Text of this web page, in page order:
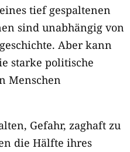
tief gespaltenen
sind unabhängig von
Aber kann
starke politische
Menschen
Gefahr, zaghaft zu
die Hälfte ihres